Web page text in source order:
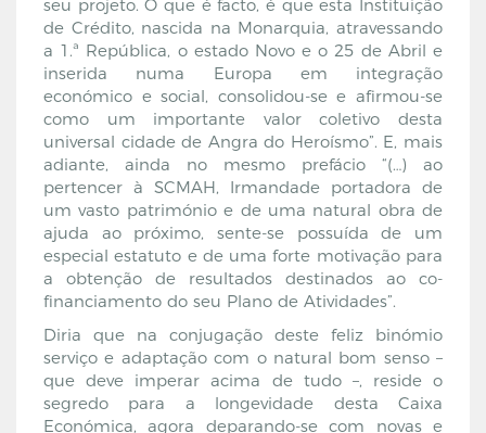
seu projeto. O que é facto, é que esta Instituição
de Crédito, nascida na Monarquia, atravessando
a 1.ª República, o estado Novo e o 25 de Abril e
inserida numa Europa em integração
económico e social, consolidou-se e afirmou-se
como um importante valor coletivo desta
universal cidade de Angra do Heroísmo”. E, mais
adiante, ainda no mesmo prefácio “(…) ao
pertencer à SCMAH, Irmandade portadora de
um vasto património e de uma natural obra de
ajuda ao próximo, sente-se possuída de um
especial estatuto e de uma forte motivação para
a obtenção de resultados destinados ao co-
financiamento do seu Plano de Atividades”.
Diria que na conjugação deste feliz binómio
serviço e adaptação com o natural bom senso –
que deve imperar acima de tudo –, reside o
segredo para a longevidade desta Caixa
Económica, agora deparando-se com novas e